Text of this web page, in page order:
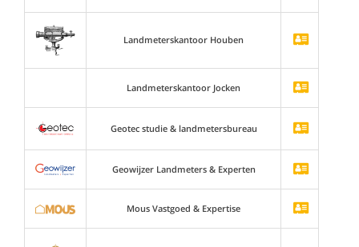
Landmeterskantoor Houben
Landmeterskantoor Jocken
Geotec studie & landmetersbureau
Geowijzer Landmeters & Experten
Mous Vastgoed & Expertise